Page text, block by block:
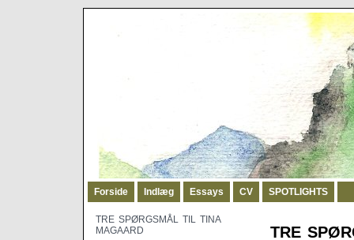
Forside Indlæg Essays CV SPOTLIGHTS
TRE SPØRGSMÅL TIL TINA
MAGAARD
TRE